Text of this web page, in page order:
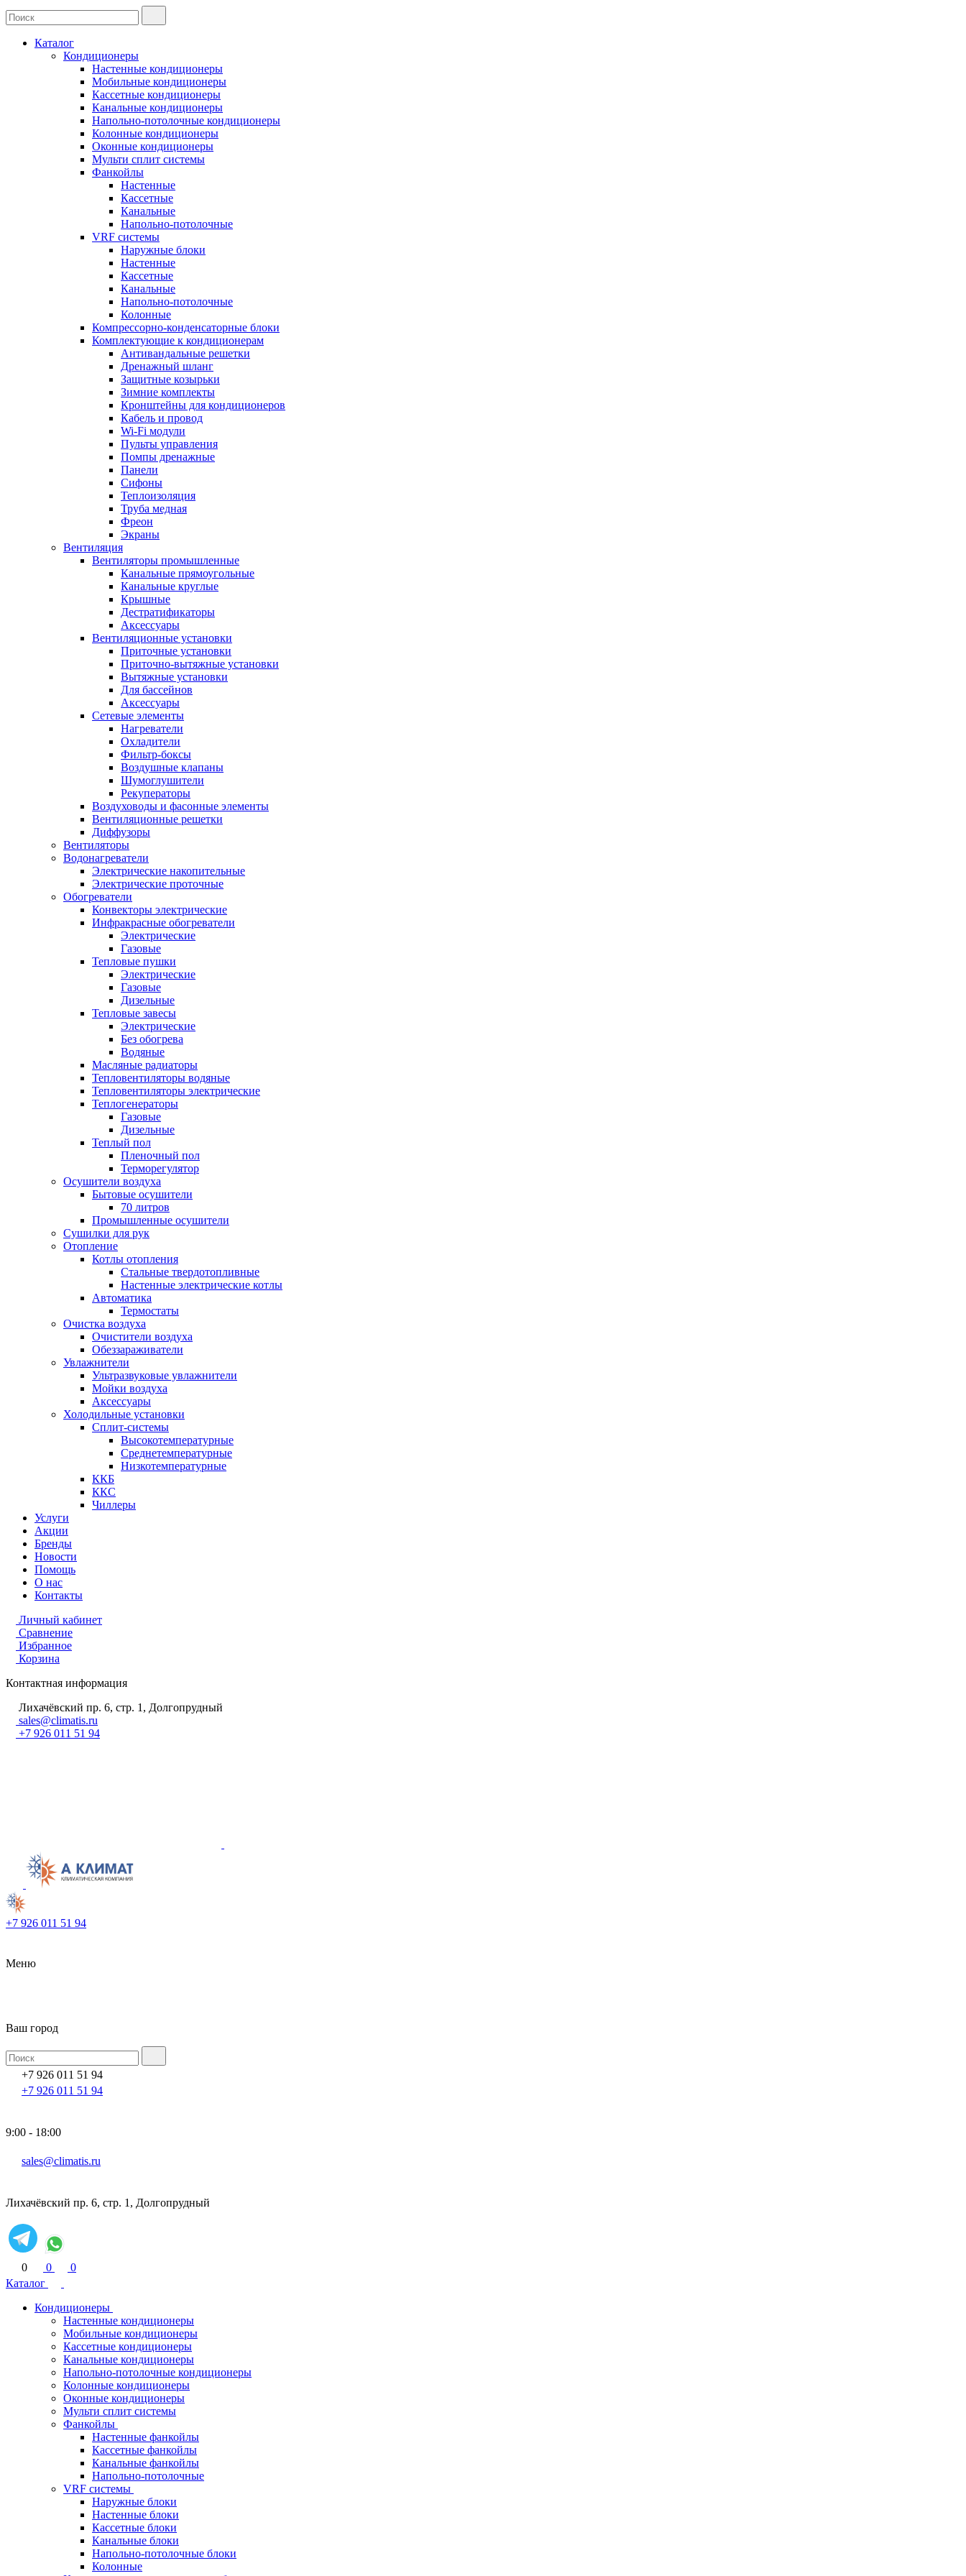
Каталог
Кондиционеры
Настенные кондиционеры
Мобильные кондиционеры
Кассетные кондиционеры
Канальные кондиционеры
Напольно-потолочные кондиционеры
Колонные кондиционеры
Оконные кондиционеры
Мульти сплит системы
Фанкойлы
Настенные
Кассетные
Канальные
Напольно-потолочные
VRF системы
Наружные блоки
Настенные
Кассетные
Канальные
Напольно-потолочные
Колонные
Компрессорно-конденсаторные блоки
Комплектующие к кондиционерам
Антивандальные решетки
Дренажный шланг
Защитные козырьки
Зимние комплекты
Кронштейны для кондиционеров
Кабель и провод
Wi-Fi модули
Пульты управления
Помпы дренажные
Панели
Сифоны
Теплоизоляция
Труба медная
Фреон
Экраны
Вентиляция
Вентиляторы промышленные
Канальные прямоугольные
Канальные круглые
Крышные
Дестратификаторы
Аксессуары
Вентиляционные установки
Приточные установки
Приточно-вытяжные установки
Вытяжные установки
Для бассейнов
Аксессуары
Сетевые элементы
Нагреватели
Охладители
Фильтр-боксы
Воздушные клапаны
Шумоглушители
Рекуператоры
Воздуховоды и фасонные элементы
Вентиляционные решетки
Диффузоры
Вентиляторы
Водонагреватели
Электрические накопительные
Электрические проточные
Обогреватели
Конвекторы электрические
Инфракрасные обогреватели
Электрические
Газовые
Тепловые пушки
Электрические
Газовые
Дизельные
Тепловые завесы
Электрические
Без обогрева
Водяные
Масляные радиаторы
Тепловентиляторы водяные
Тепловентиляторы электрические
Теплогенераторы
Газовые
Дизельные
Теплый пол
Пленочный пол
Терморегулятор
Осушители воздуха
Бытовые осушители
70 литров
Промышленные осушители
Сушилки для рук
Отопление
Котлы отопления
Стальные твердотопливные
Настенные электрические котлы
Автоматика
Термостаты
Очистка воздуха
Очистители воздуха
Обеззараживатели
Увлажнители
Ультразвуковые увлажнители
Мойки воздуха
Аксессуары
Холодильные установки
Сплит-системы
Высокотемпературные
Среднетемпературные
Низкотемпературные
ККБ
ККС
Чиллеры
Услуги
Акции
Бренды
Новости
Помощь
О нас
Контакты
Личный кабинет
Сравнение
Избранное
Корзина
Контактная информация
Лихачёвский пр. 6, стр. 1, Долгопрудный
sales@climatis.ru
+7 926 011 51 94
+7 926 011 51 94
Меню
Ваш город
+7 926 011 51 94
+7 926 011 51 94
9:00 - 18:00
sales@climatis.ru
Лихачёвский пр. 6, стр. 1, Долгопрудный
0 0
0
Каталог
Кондиционеры
Настенные кондиционеры
Мобильные кондиционеры
Кассетные кондиционеры
Канальные кондиционеры
Напольно-потолочные кондиционеры
Колонные кондиционеры
Оконные кондиционеры
Мульти сплит системы
Фанкойлы
Настенные фанкойлы
Кассетные фанкойлы
Канальные фанкойлы
Напольно-потолочные
VRF системы
Наружные блоки
Настенные блоки
Кассетные блоки
Канальные блоки
Напольно-потолочные блоки
Колонные